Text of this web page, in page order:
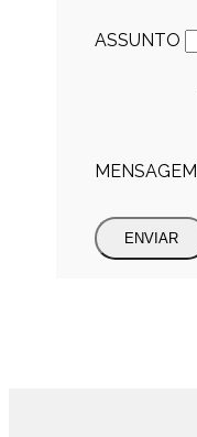
ASSUNTO
MENSAGEM
ENVIAR